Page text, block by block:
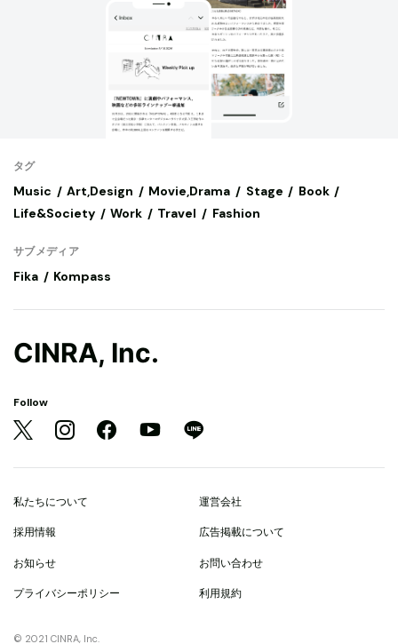
タグ
Music Art,Design Movie,Drama Stage
Book
Life&Society
Work Travel Fashion
サブメディア
Fika Kompass
CINRA, Inc.
Follow
私たちについて 運営会社
採用情報 広告掲載について
お知らせ お問い合わせ
プライバシーポリシー 利用規約
© 2021 CINRA, Inc.